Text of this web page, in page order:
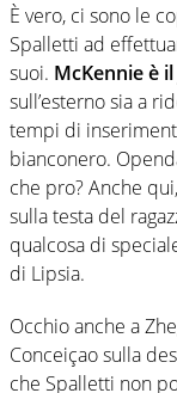
È vero, ci sono le
Spalletti ad
suoi. McKennie è
sull’esterno sia a
tempi di
bianconero.
che pro? Anche
sulla testa del
qualcosa di
di Lipsia.
Occhio anche a
Conceiçao sulla
che Spalletti non